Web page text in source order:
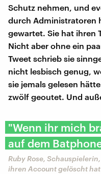
Schutz nehmen, und
durch Administratoren
gewartet. Sie hat ihren
Nicht aber ohne ein
Tweet schrieb sie
nicht lesbisch genug,
sie jemals gelesen
zwölf geoutet. Und
"Wenn ihr mich
auf dem
Ruby Rose,
ihren Account gelöscht hat